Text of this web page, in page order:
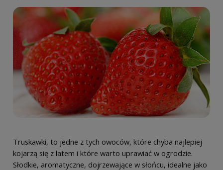
Truskawki, to jedne z tych owoców, które chyba najlepiej
kojarzą się z latem i które warto uprawiać w ogrodzie.
Słodkie, aromatyczne, dojrzewające w słońcu, idealne jako